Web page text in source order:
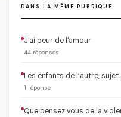
DANS LA MÊME RUBRIQUE
J'ai peur de l'amour
44 réponses
Les enfants de l’autre,
1 réponse
Que pensez vous de la